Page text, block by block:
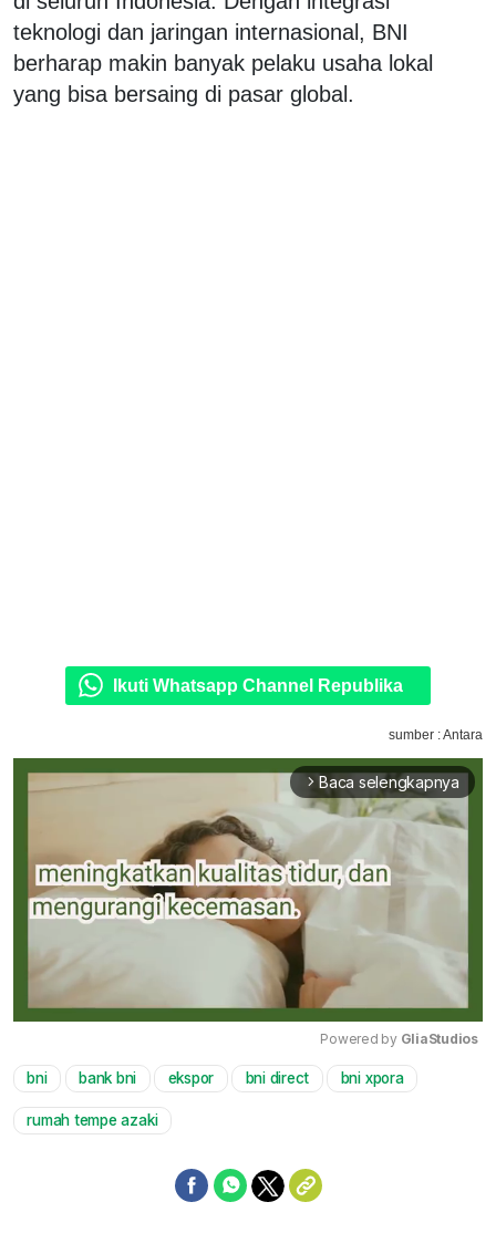
teknologi dan jaringan internasional, BNI
berharap makin banyak pelaku usaha lokal
yang bisa bersaing di pasar global.
Ikuti Whatsapp Channel Republika
sumber : Antara
arrow_forward_ios Baca selengkapnya
Mute
Powered by GliaStudios
bni bank bni ekspor bni direct bni xpora
rumah tempe azaki